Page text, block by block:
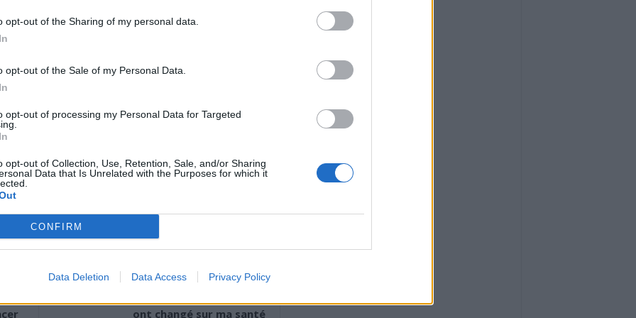
opt-out of the Sharing of my personal data.
opt-out of the Sale of my Personal Data.
opt-out of processing my Personal Data for Targeted
opt-out of Collection, Use, Retention, Sale, and/or Sharing
Data that Is Unrelated with the Purposes for which it
CONFIRM
Data Deletion Data Access Privacy Policy
et précieuse
exploitent la prune de Kakadu. Cela s’explique par le
tropicales du Nord de l’Australie, dans un
encadrée, ce qui rend cette ressource
à l’intégrer dans leurs produits. La société
dédiée, tandis que la marque française Onagrine l’a
nuit défatigant. La prune de Kakadu, douce mais très
dans les soins de la peau.
Article suivant
ont changé sur ma santé